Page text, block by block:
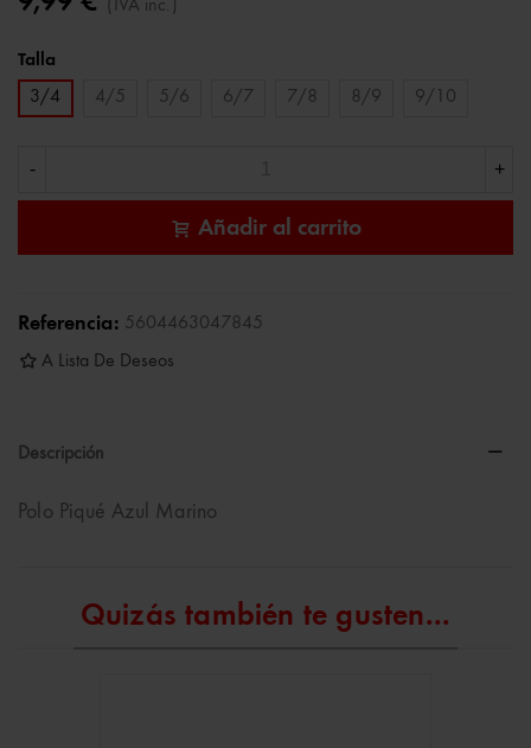
(IVA inc.)
Talla
3/4
4/5 5/6 6/7 7/8 8/9 9/10
- +
Añadir al carrito
Referencia: 5604463047845
A Lista De Deseos
Descripción
Polo Piqué Azul Marino
Quizás también te gusten...